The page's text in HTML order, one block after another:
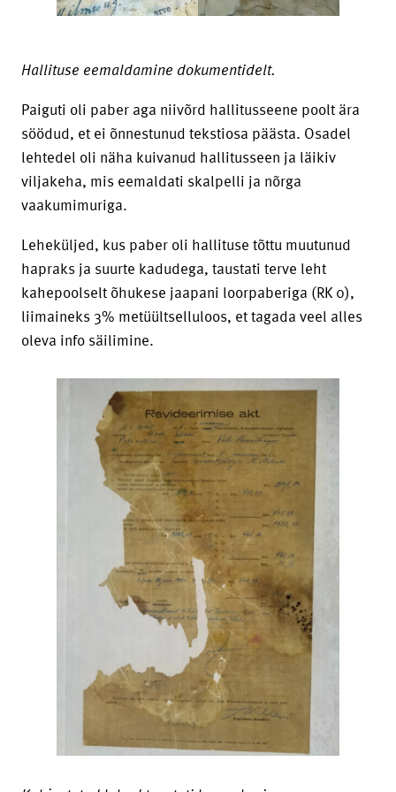
Hallituse eemaldamine dokumentidelt.
Paiguti oli paber aga niivõrd hallitusseene poolt ära
söödud, et ei õnnestunud tekstiosa päästa. Osadel
lehtedel oli näha kuivanud hallitusseen ja läikiv
viljakeha, mis eemaldati skalpelli ja nõrga
vaakumimuriga.
Leheküljed, kus paber oli hallituse tõttu muutunud
hapraks ja suurte kadudega, taustati terve leht
kahepoolselt õhukese jaapani loorpaberiga (RK 0),
liimaineks 3% metüültselluloos, et tagada veel alles
oleva info säilimine.